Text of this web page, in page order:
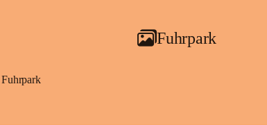
Fuhrpark
Fuhrpark